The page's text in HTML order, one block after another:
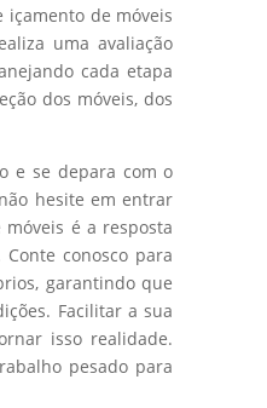
içamento de móveis
uma avaliação
cada etapa
dos móveis, dos
e se depara com o
hesite em entrar
é a resposta
conosco para
garantindo que
Facilitar a sua
isso realidade.
pesado para